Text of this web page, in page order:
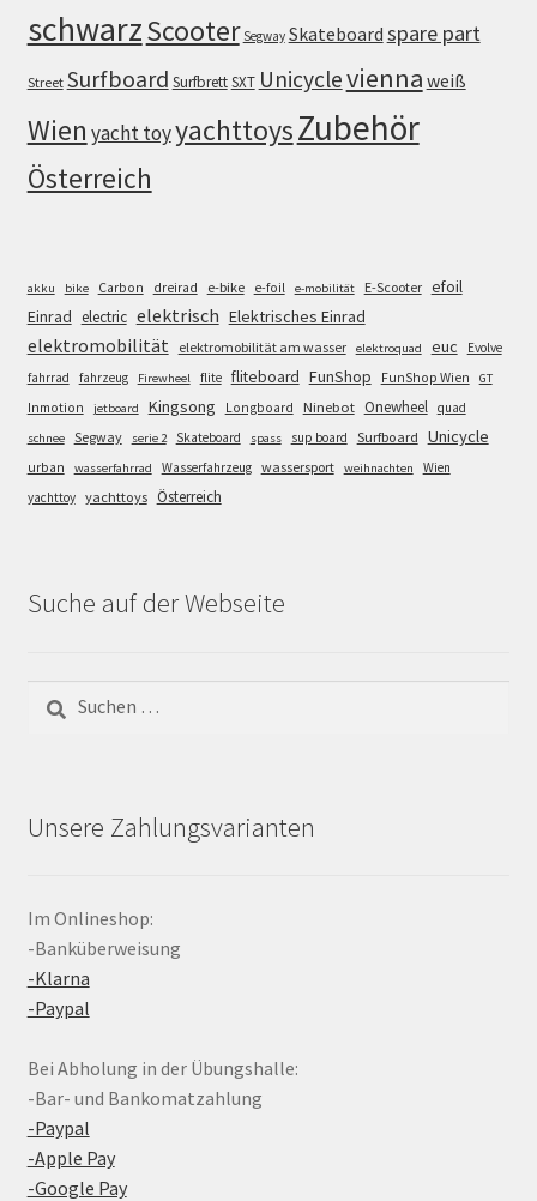
schwarzScooter Segway Skateboard spare part
Street Surfboard SurfbrettSXT Unicyclevienna weiß
Wien yacht toyyachttoysZubehör
Österreich
akku bike Carbon dreirad e-bike e-foil e-mobilität E-Scooter efoil
Einrad electric elektrisch Elektrisches Einrad
elektromobilität elektromobilität am wasser elektroquad euc
Evolve
fahrrad
fahrzeug Firewheel flite fliteboard FunShop FunShop Wien GT
Inmotion jetboard Kingsong Longboard Ninebot Onewheel quad
schnee Segway serie 2 Skateboard spass sup board Surfboard Unicycle
urban wasserfahrrad Wasserfahrzeug wassersport weihnachten
Wien
yachttoy yachttoys Österreich
Suche auf der Webseite
nach:
Unsere Zahlungsvarianten
Im Onlineshop:
-Banküberweisung
-Klarna
-Paypal
Bei Abholung in der Übungshalle:
-Bar- und Bankomatzahlung
-Paypal
-Apple Pay
-Google Pay